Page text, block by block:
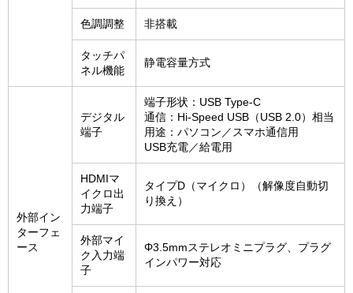
色調調整 非搭載
タッチパ
ネル機能
静電容量方式
外部イン
ターフェ
ース
デジタル
端子
端子形状：USB Type-C
通信：Hi-Speed USB（USB 2.0）相当
用途：パソコン／スマホ通信用
USB充電／給電用
HDMIマ
イクロ出
力端子
タイプD（マイクロ）（解像度自動切
り換え）
外部マイ
ク入力端
子
Φ3.5mmステレオミニプラグ、プラグ
インパワー対応